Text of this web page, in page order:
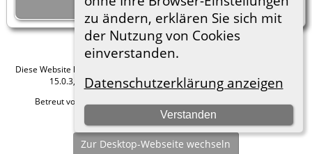
zu ändern, erklären Sie sich mit
der Nutzung von Cookies
einverstanden.
Datenschutzerklärung anzeigen
Verstanden
S. 224.
Diese Website läuft mit
15.0.3, programmiert von Darrin Lythgoe © 2001-2026.
Betreut von
Hier geht es zum Impressum
Zur Desktop-Webseite wechseln